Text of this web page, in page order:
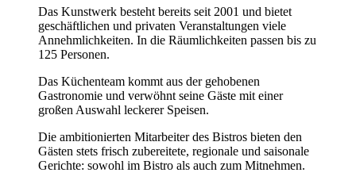
Das Kunstwerk besteht bereits seit 2001 und bietet
geschäftlichen und privaten Veranstaltungen viele
Annehmlichkeiten. In die Räumlichkeiten passen bis zu
125 Personen.
Das Küchenteam kommt aus der gehobenen
Gastronomie und verwöhnt seine Gäste mit einer
großen Auswahl leckerer Speisen.
Die ambitionierten Mitarbeiter des Bistros bieten den
Gästen stets frisch zubereitete, regionale und saisonale
Gerichte: sowohl im Bistro als auch zum Mitnehmen.